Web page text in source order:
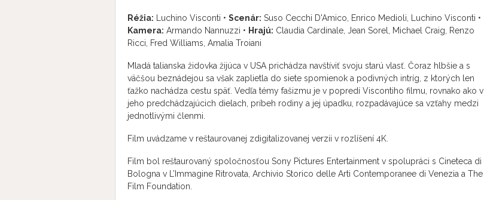
Réžia: Luchino Visconti • Scenár: Suso Cecchi D'Amico, Enrico Medioli, Luchino Visconti •
Kamera: Armando Nannuzzi • Hrajú: Claudia Cardinale, Jean Sorel, Michael Craig, Renzo
Ricci, Fred Williams, Amalia Troiani
Mladá talianska židovka žijúca v USA prichádza navštíviť svoju starú vlasť. Čoraz hlbšie a s
väčšou beznádejou sa však zaplietla do siete spomienok a podivných intríg, z ktorých len
ťažko nachádza cestu späť. Vedľa témy fašizmu je v popredí Viscontiho filmu, rovnako ako v
jeho predchádzajúcich dielach, príbeh rodiny a jej úpadku, rozpadávajúce sa vzťahy medzi
jednotlivými členmi.
Film uvádzame v reštaurovanej zdigitalizovanej verzii v rozlíšení 4K.
Film bol reštaurovaný spoločnosťou Sony Pictures Entertainment v spolupráci s Cineteca di
Bologna v L’Immagine Ritrovata, Archivio Storico delle Arti Contemporanee di Venezia a The
Film Foundation.